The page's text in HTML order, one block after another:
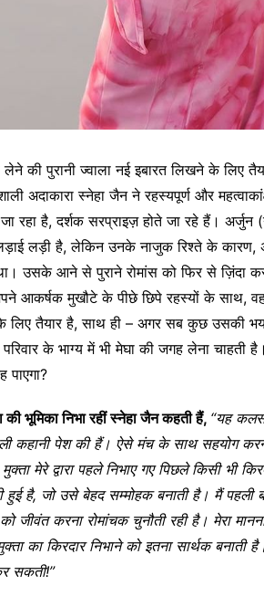
लेने की पुरानी ज्वाला नई इबारत लिखने के लिए
अदाकारा स्नेहा जैन ने रहस्यपूर्ण और
है, दर्शक सरप्राइज़ होते जा रहे हैं। अर्जुन
लड़ी है, लेकिन उनके नाजुक रिश्ते के कारण,
उसके आने से पुराने रोमांस को फिर से ज़िंदा
आकर्षक मुखौटे के पीछे छिपे रहस्यों के साथ,
लिए तैयार है, साथ ही – अगर सब कुछ उसकी
के भाग्य में भी मेघा की जगह लेना
पाएगा?
भूमिका निभा रहीं स्नेहा जैन कहती हैं, “यह
कहानी पेश की हैं। ऐसे मंच के साथ सहयोग
मेरे द्वारा पहले निभाए गए पिछले किसी भी
है, जो उसे बेहद सम्मोहक बनाती है। मैं पहली
जीवंत करना रोमांचक चुनौती रही है। मेरा
का किरदार निभाने को इतना सार्थक बनाती
सकती!”